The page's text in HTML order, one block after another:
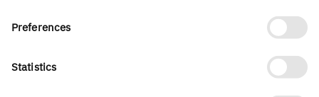
Preferences
Statistics